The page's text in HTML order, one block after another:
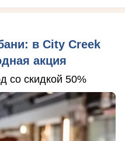
в City Creek
акция
со скидкой 50%